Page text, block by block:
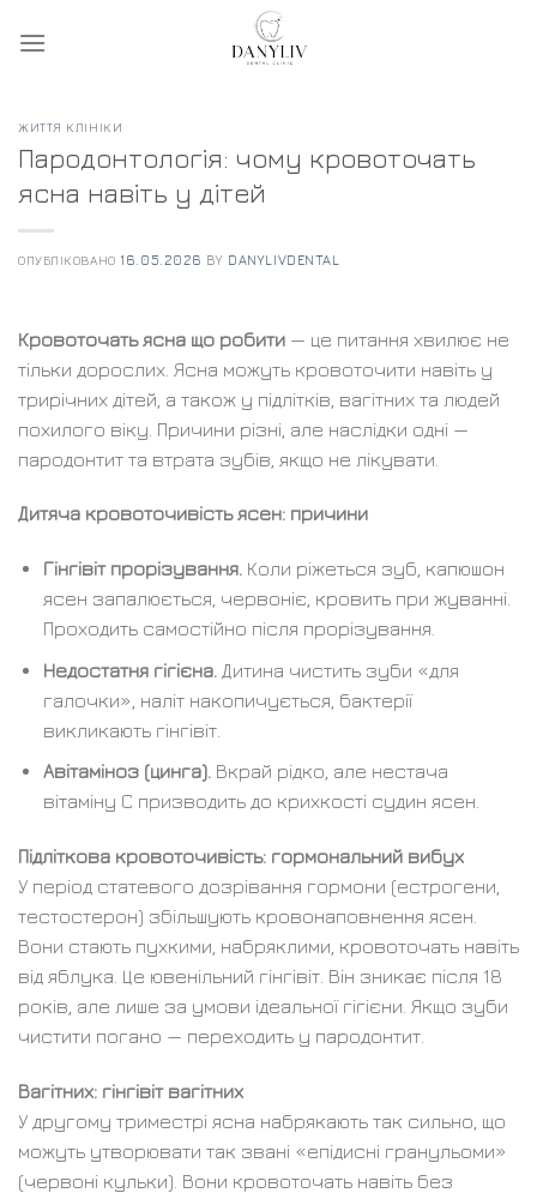
ЖИТТЯ КЛІНІКИ
Пародонтологія: чому кровоточать
ясна навіть у дітей
ОПУБЛІКОВАНО 16.05.2026 BY DANYLIVDENTAL
Кровоточать ясна що робити — це питання хвилює не
тільки дорослих. Ясна можуть кровоточити навіть у
трирічних дітей, а також у підлітків, вагітних та людей
похилого віку. Причини різні, але наслідки одні —
пародонтит та втрата зубів, якщо не лікувати.
Дитяча кровоточивість ясен: причини
Гінгівіт прорізування.Коли ріжеться зуб, капюшон
ясен запалюється, червоніє, кровить при жуванні.
Проходить самостійно після прорізування.
Недостатня гігієна.Дитина чистить зуби «для
галочки», наліт накопичується, бактерії
викликають гінгівіт.
Авітаміноз (цинга).Вкрай рідко, але нестача
вітаміну С призводить до крихкості судин ясен.
Підліткова кровоточивість: гормональний вибух
У період статевого дозрівання гормони (естрогени,
тестостерон) збільшують кровонаповнення ясен.
Вони стають пухкими, набряклими, кровоточать навіть
від яблука. Це ювенільний гінгівіт. Він зникає після 18
років, але лише за умови ідеальної гігієни. Якщо зуби
чистити погано — переходить у пародонтит.
Вагітних: гінгівіт вагітних
У другому триместрі ясна набрякають так сильно, що
можуть утворювати так звані «епідисні гранульоми»
(червоні кульки). Вони кровоточать навіть без